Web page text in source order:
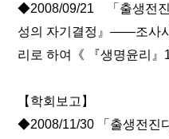
◆2008/09/21 「출생전진
성의 자기결정』――조사
리로 하여《 『생명윤리
【학회보고】
◆2008/11/30 「출생전진